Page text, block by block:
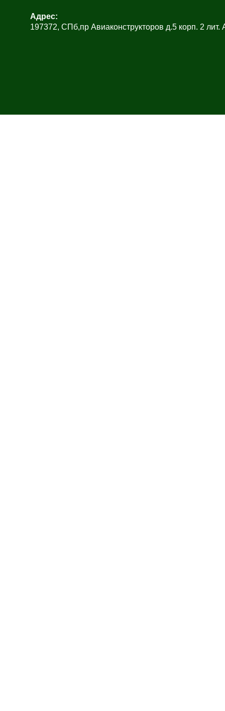
Адрес:
197372, СПб,пр Авиаконструкторов д.5 корп. 2 лит.